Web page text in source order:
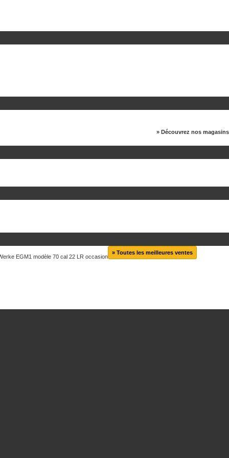
» Découvrez nos magasins
EGM1 modèle 70 cal 22 LR occasion
» Toutes les meilleures ventes